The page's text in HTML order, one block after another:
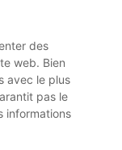
des
web. Bien
avec le plus
pas le
informations